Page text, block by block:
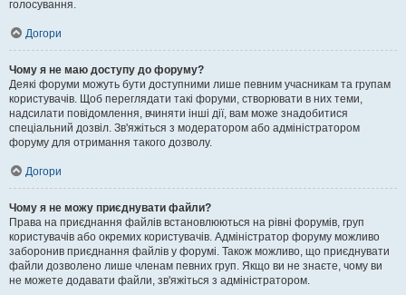
голосування.
Догори
Чому я не маю доступу до форуму?
Деякі форуми можуть бути доступними лише певним учасникам та групам
користувачів. Щоб переглядати такі форуми, створювати в них теми,
надсилати повідомлення, вчиняти інші дії, вам може знадобитися
спеціальний дозвіл. Зв'яжіться з модератором або адміністратором
форуму для отримання такого дозволу.
Догори
Чому я не можу приєднувати файли?
Права на приєднання файлів встановлюються на рівні форумів, груп
користувачів або окремих користувачів. Адміністратор форуму можливо
заборонив приєднання файлів у форумі. Також можливо, що приєднувати
файли дозволено лише членам певних груп. Якщо ви не знаєте, чому ви
не можете додавати файли, зв'яжіться з адміністратором.